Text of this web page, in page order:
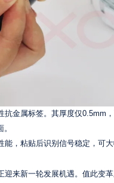
抗金属标签。其厚度仅0.5mm
，粘贴后识别信号稳定，可
迎来新一轮发展机遇。值此变